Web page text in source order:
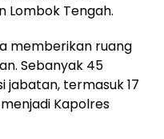
Lombok Tengah.
memberikan ruang
Sebanyak 45
jabatan, termasuk 17
Kapolres